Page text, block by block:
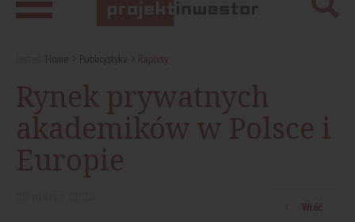
Home Publicystyka Raporty
Rynek prywatnych
akademików w Polsce i
Europie
Wróć